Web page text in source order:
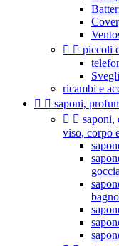
  piccoli
ricambi e
  saponi,
  saponi,
viso, corpo